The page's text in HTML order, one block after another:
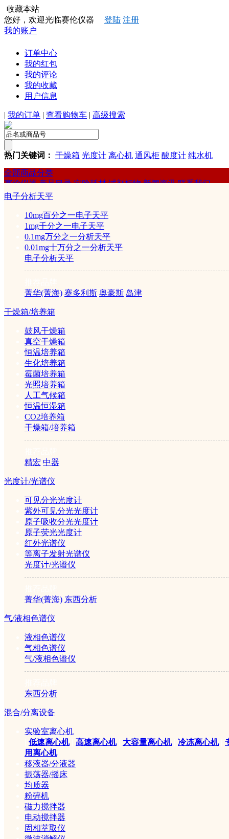
收藏本站
您好，欢迎光临赛伦仪器
登陆 注册
我的账户
订单中心
我的红包
我的评论
我的收藏
用户信息
| 我的订单 | 查看购物车 | 高级搜索
热门关键词： 干燥箱 光度计 离心机 通风柜 酸度计 纯水机
全部商品分类
电子分析天平
10mg百分之一电子天平
1mg千分之一电子天平
0.1mg万分之一分析天平
0.01mg十万分之一分析天平
电子分析天平
菁华(菁海) 赛多利斯 奥豪斯 岛津
干燥箱/培养箱
鼓风干燥箱
真空干燥箱
恒温培养箱
生化培养箱
霉菌培养箱
光照培养箱
人工气候箱
恒温恒湿箱
CO2培养箱
干燥箱/培养箱
精宏 中器
光度计/光谱仪
可见分光光度计
紫外可见分光光度计
原子吸收分光光度计
原子荧光光度计
红外光谱仪
等离子发射光谱仪
光度计/光谱仪
菁华(菁海) 东西分析
气/液相色谱仪
液相色谱仪
气相色谱仪
气/液相色谱仪
东西分析
混合/分离设备
实验室离心机
低速离心机 高速离心机 大容量离心机 冷冻离心机
用离心机
移液器/分液器
振荡器/摇床
均质器
粉碎机
磁力搅拌器
电动搅拌器
固相萃取仪
赛伦仪器产品目录 实验耗材 试剂标物 新闻资讯 联系我们
实验耗材耗品
色谱耗材
针头过滤器
|
色谱柱
样品瓶
色谱耗材 色谱耗材>>
水系格栅膜(混合纤维素酯MCE;47mm×0.22/...
￥200元
有机系微孔滤膜(尼龙Nylon;50mm×0.22/...
￥150元
公司简介| 产品目录
©2005-2026 赛伦仪器sailun17.com 版权所有